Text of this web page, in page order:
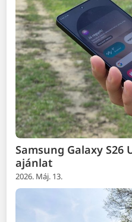
Samsung Galaxy
ajánlat
2026. Máj. 13.